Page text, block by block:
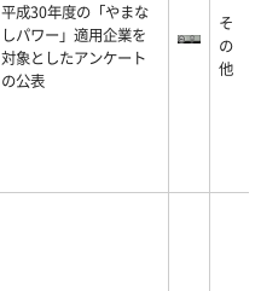
平成30年度の「やまな
しパワー」適用企業を
対象としたアンケート
の公表
そ
の
他